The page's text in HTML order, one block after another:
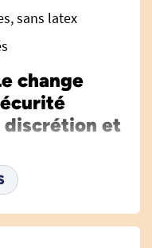
sans latex
change
discrétion et
taille S
aux besoins
sévère.